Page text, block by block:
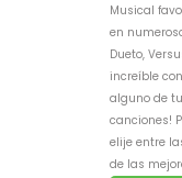
Musical
en
Dueto,
increíble
alguno de
canciones!
elije entre
de las